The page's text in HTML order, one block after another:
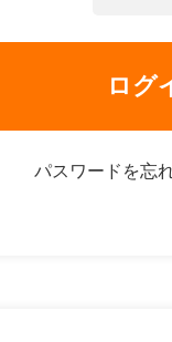
ログ
パスワードを忘